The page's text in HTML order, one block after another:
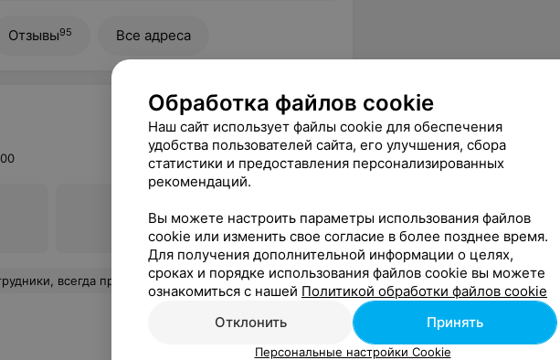
Отзывы95 Все адреса
Все цены
стрижку и окрашивание,делала не один раз лечение и полировку волос. Всем очень довольна. Спасибо огромное! Еще
Обработка файлов cookie
Наш сайт использует файлы cookie для обеспечения
удобства пользователей сайта, его улучшения, сбора
статистики и предоставления персонализированных
рекомендаций.
Вы можете настроить параметры использования файлов
cookie или изменить свое согласие в более позднее время.
Для получения дополнительной информации о целях,
сроках и порядке использования файлов cookie вы можете
ознакомиться с нашей Политикой обработки файлов cookie
Отклонить
Принять
Персональные настройки Cookie